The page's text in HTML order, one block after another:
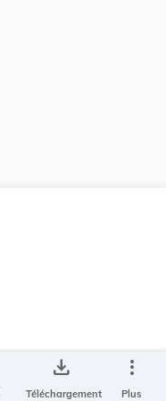
save_alt
Téléchargement
more_vert
Plus